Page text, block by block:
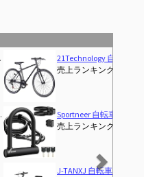
シマノ製6段変速ギヤ レボシフター フラットハンドルバー 前後キャリパーブレーキ
ロック 電動アシスト自転車 ママチャリ ロードバイク 駐輪場 通勤用 地球ロック 頑丈 盗難防止 鍵3本付き
ロスバイク ディスクブレーキ 泥除け完備 男女兼用 通勤 通学 旅行 街乗り サイクリング 10 (グレー)
Next